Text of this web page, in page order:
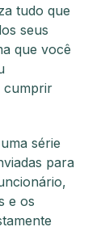
tudo que
seus
que você
cumprir
série
para
e os